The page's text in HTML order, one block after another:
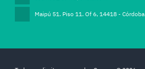
Maipú 51. Piso 11. Of 6, 14418 - Córdoba